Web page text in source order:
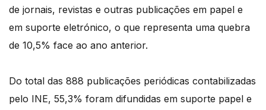
de jornais, revistas e outras publicações em papel e
em suporte eletrónico, o que representa uma quebra
de 10,5% face ao ano anterior.
Do total das 888 publicações periódicas contabilizadas
pelo INE, 55,3% foram difundidas em suporte papel e